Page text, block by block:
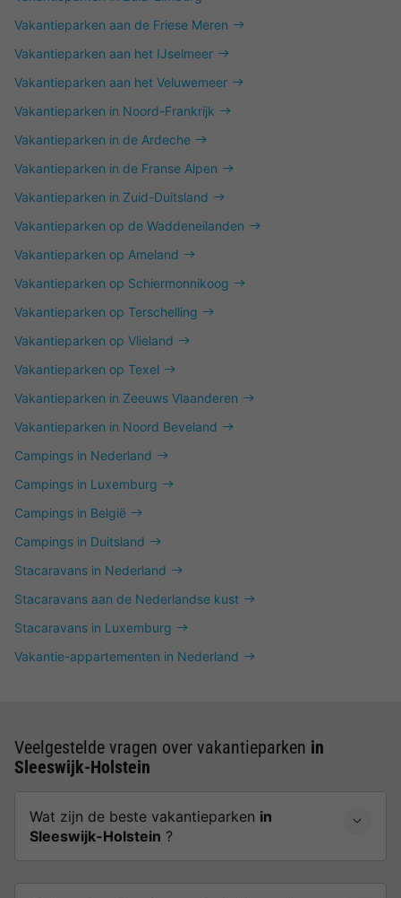
Vakantieparken aan de Friese Meren
Vakantieparken aan het IJselmeer
Vakantieparken aan het Veluwemeer
Vakantieparken in Noord-Frankrijk
Vakantieparken in de Ardeche
Vakantieparken in de Franse Alpen
Vakantieparken in Zuid-Duitsland
Vakantieparken op de Waddeneilanden
Vakantieparken op Ameland
Vakantieparken op Schiermonnikoog
Vakantieparken op Terschelling
Vakantieparken op Vlieland
Vakantieparken op Texel
Vakantieparken in Zeeuws Vlaanderen
Vakantieparken in Noord Beveland
Campings in Nederland
Campings in Luxemburg
Campings in België
Campings in Duitsland
Stacaravans in Nederland
Stacaravans aan de Nederlandse kust
Stacaravans in Luxemburg
Vakantie-appartementen in Nederland
Veelgestelde vragen over vakantieparken in
Sleeswijk-Holstein
Wat zijn de beste vakantieparken in
Sleeswijk-Holstein ?